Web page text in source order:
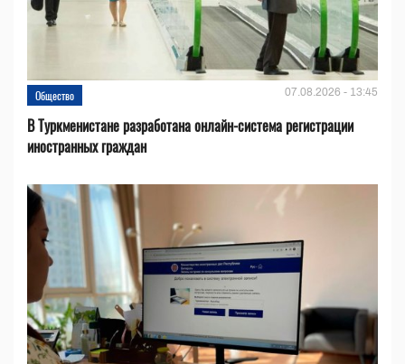
Общество 07.08.2026 - 13:45
В Туркменистане разработана онлайн-система регистрации
иностранных граждан